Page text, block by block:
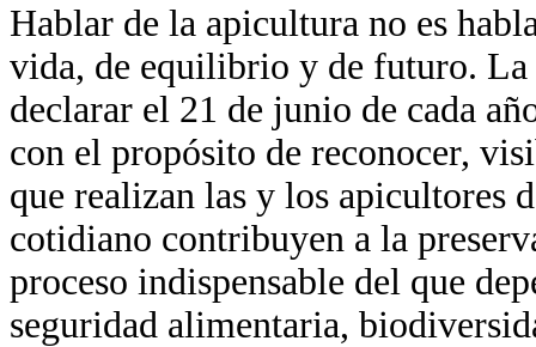
Hablar de la apicultura no es
vida, de equilibrio y de futuro.
declarar el 21 de junio de cada
con el propósito de reconocer,
que realizan las y los apicultores
cotidiano contribuyen a la
proceso indispensable del que
seguridad alimentaria,